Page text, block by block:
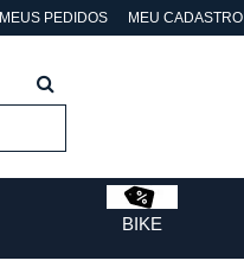
MEUS PEDIDOS MEU CADASTRO
BIKE